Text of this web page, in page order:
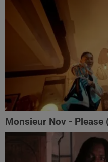
Monsieur Nov‬ - Please